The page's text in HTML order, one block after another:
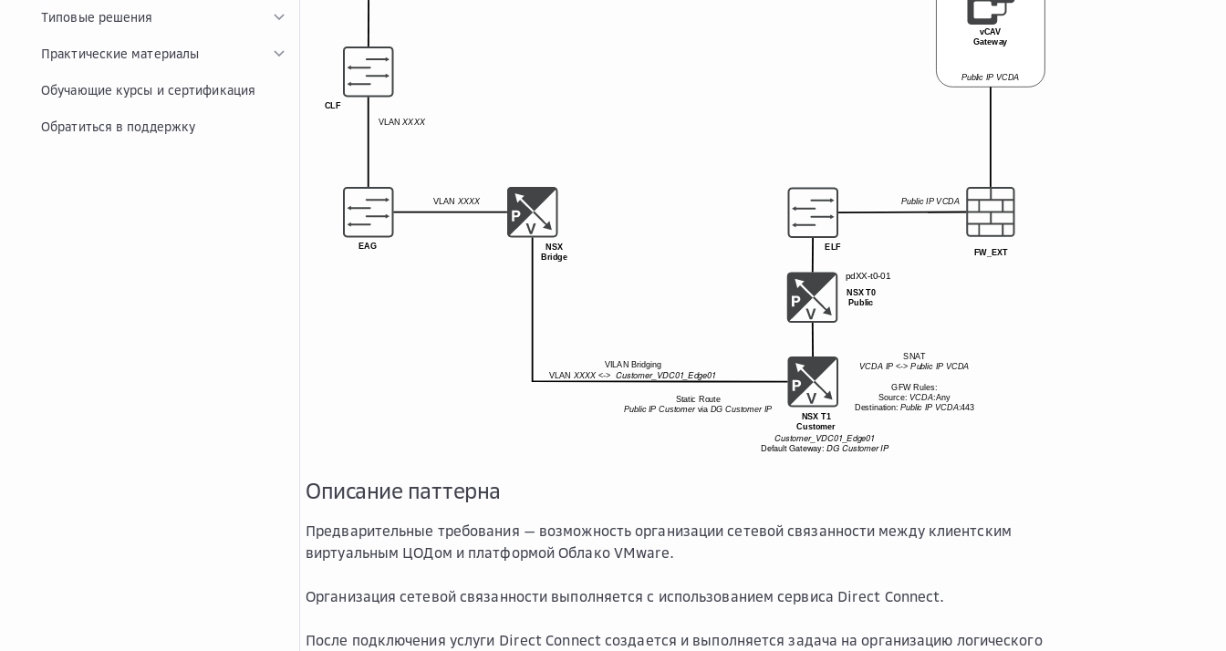
Типовые решения
Практические материалы
Обучающие курсы и сертификация
Обратиться в поддержку
Описание паттерна
Предварительные требования — возможность организации сетевой связанности между клиентским
виртуальным ЦОДом и платформой Облако VMware.
Организация сетевой связанности выполняется с использованием сервиса Direct Connect.
После подключения услуги Direct Connect создается и выполняется задача на организацию логического